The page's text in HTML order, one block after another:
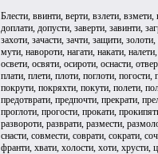
Блести, ввинти, верти, взлети,
доплати, допусти, заверти, завинти,
захоти, зачасти, зачти, защити,
мути, навороти, нагати, накати,
освети, освяти, осироти, оснасти,
плати, плети, плоти, поглоти,
покрути, покряхти, покути, полети,
предотврати, предпочти, прекрати,
проглоти, прогости, прокати,
развороти, разврати, размести,
снасти, совмести, соврати, сократи,
франти, хвати, холости, хоти, хрусти,